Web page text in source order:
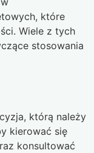
które
Wiele z tych
stosowania
którą należy
kierować się
konsultować